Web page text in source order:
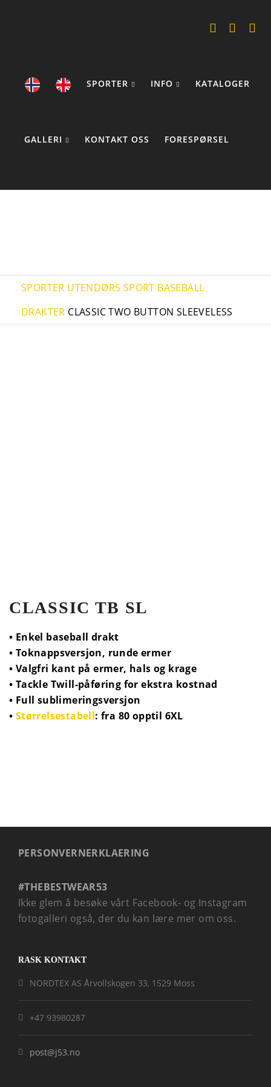
SPORTER INFO KATALOGER
GALLERI KONTAKT OSS FORESPØRSEL
SPORTER UTENDØRS SPORT BASEBALL
DRAKTER CLASSIC TWO BUTTON SLEEVELESS
CLASSIC TB SL
• Enkel baseball drakt
• Toknappsversjon, runde ermer
• Valgfri kant på ermer, hals og krage
• Tackle Twill-påføring for ekstra kostnad
• Full sublimeringsversjon
• Størrelsestabell: fra 80 opptil 6XL
PERSONVERNERKLAERING
#THEBESTWEAR53
Ikke glem å besøke vårt Facebook- og Instagram
fotogalleri også, der du kan lære mer om oss.
RASK KONTAKT
NORDTEX AS Årvollskogen 33, 1529 Moss
+47 93980287
post@j53.no